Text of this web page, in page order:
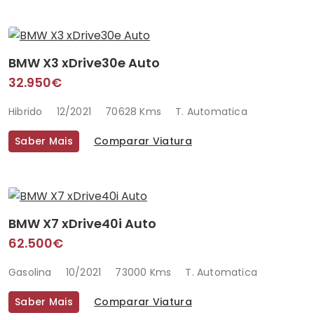
BMW X3 xDrive30e Auto
32.950€
Hibrido 12/2021 70628 Kms T. Automatica
Saber Mais Comparar Viatura
BMW X7 xDrive40i Auto
62.500€
Gasolina 10/2021 73000 Kms T. Automatica
Saber Mais Comparar Viatura